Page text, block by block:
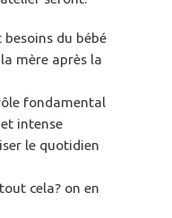
du bébé
mère après la
fondamental
intense
le quotidien
cela? on en